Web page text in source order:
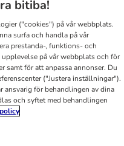
bitiba!
("cookies") på vår webbplats.
surfa och handla på vår
prestanda-, funktions- och
på vår webbplats och för
samt för att anpassa annonser. Du
("Justera inställningar").
ansvarig för behandlingen av dina
och syftet med behandlingen